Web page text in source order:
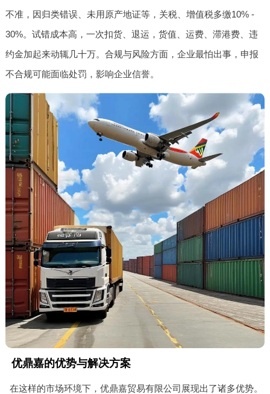
不准，因归类错误、未用原产地证等，关税、增值税多缴10% -
30%。试错成本高，一次扣货、退运，货值、运费、滞港费、违
约金加起来动辄几十万。合规与风险方面，企业最怕出事，申报
不合规可能面临处罚，影响企业信誉。
优鼎嘉的优势与解决方案
在这样的市场环境下，优鼎嘉贸易有限公司展现出了诸多优势。